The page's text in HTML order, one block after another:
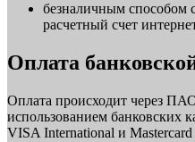
безналичным способом
расчетный счет
Оплата
Оплата происходит через
использованием банковских
VISA International и